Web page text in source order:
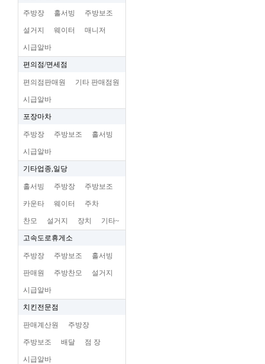
주방장 홀서빙 주방보조
설거지 웨이터 매니저
시급알바
편의점/면세점
편의점판매원 기타 판매점원
시급알바
포장마차
주방장 주방보조 홀서빙
시급알바
기타업종,일당
홀서빙 주방장 주방보조
카운타 웨이터 주차
찬모 설거지 장치 기타~
고속도로휴게소
주방장 주방보조 홀서빙
판매원 주방찬모 설거지
시급알바
치킨전문점
판매계산원 주방장
주방보조 배달 점 장
시급알바